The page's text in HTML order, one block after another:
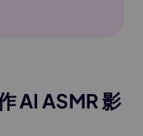
AI ASMR 影